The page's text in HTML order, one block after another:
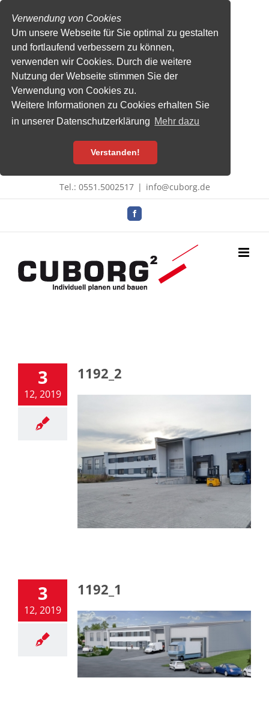
Verwendung von Cookies
Um unsere Webseite für Sie optimal zu gestalten
und fortlaufend verbessern zu können,
verwenden wir Cookies. Durch die weitere
Nutzung der Webseite stimmen Sie der
Verwendung von Cookies zu.
Weitere Informationen zu Cookies erhalten Sie
in unserer Datenschutzerklärung Mehr dazu
Verstanden!
Inhalt
Tel.: 0551.5002517 | info@cuborg.de
Facebook
3
12, 2019
1192_2
3
12, 2019
1192_1